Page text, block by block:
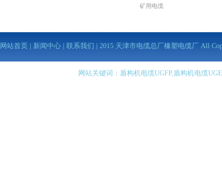
矿用电缆
网站首页 新闻中心 联系我们 | 2015 天津市电缆总厂橡塑电缆厂 All
网站关键词：盾构机电缆UGFP,盾构机电缆